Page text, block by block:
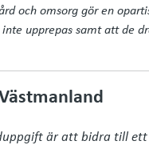
och omsorg gör en
inte upprepas samt att de
är att bidra till